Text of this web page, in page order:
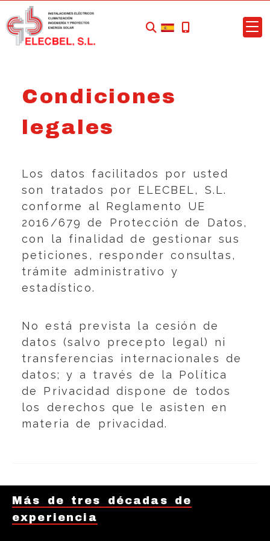
Condiciones
legales
Los datos facilitados por usted
son tratados por ELECBEL, S.L.
conforme al Reglamento UE
2016/679 de Protección de Datos,
con la finalidad de gestionar sus
peticiones, responder consultas,
trámite administrativo y
estadístico.
No está prevista la cesión de
datos (salvo precepto legal) ni
transferencias internacionales de
datos; y a través de la Política
de Privacidad dispone de todos
los derechos que le asisten en
materia de privacidad.
Más de tres décadas de
experiencia